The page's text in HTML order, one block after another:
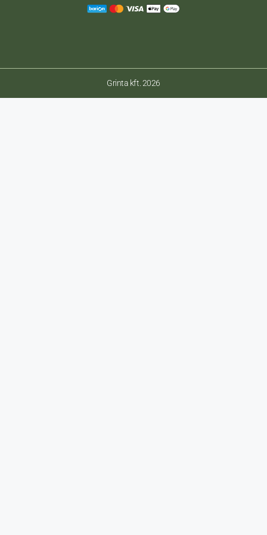
Grinta kft. 2026